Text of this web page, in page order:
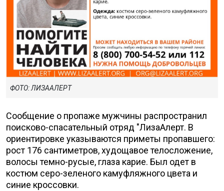
ФОТО: ЛИЗААЛЕРТ
Сообщение о пропаже мужчины распространил
поисково-спасательный отряд "ЛизаАлерт. В
ориентировке указываются приметы пропавшего:
рост 176 сантиметров, худощавое телосложение,
волосы темно-русые, глаза карие. Был одет в
костюм серо-зеленого камуфляжного цвета и
синие кроссовки.